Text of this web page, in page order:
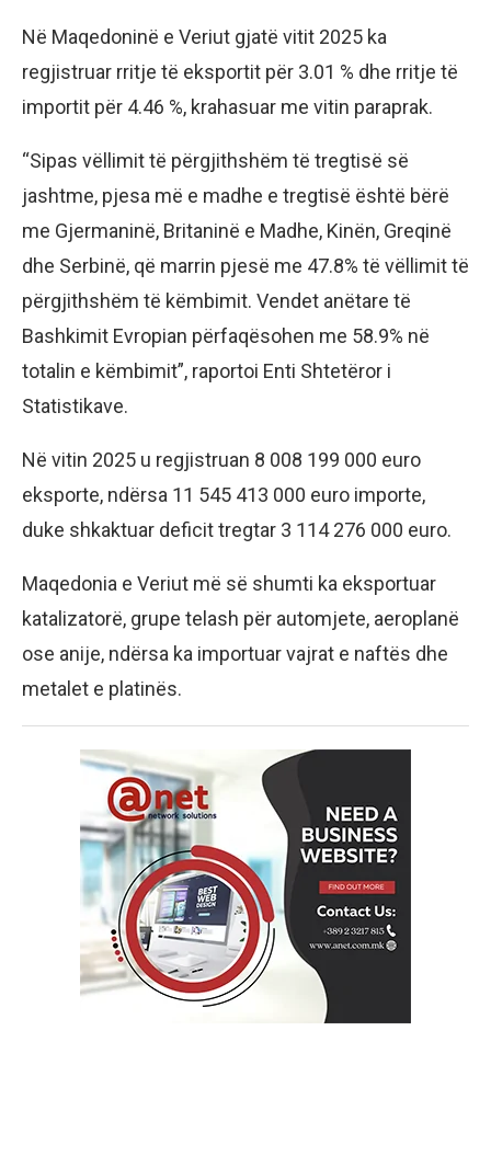
Në Maqedoninë e Veriut gjatë vitit 2025 ka
regjistruar rritje të eksportit për 3.01 % dhe rritje të
importit për 4.46 %, krahasuar me vitin paraprak.
“Sipas vëllimit të përgjithshëm të tregtisë së
jashtme, pjesa më e madhe e tregtisë është bërë
me Gjermaninë, Britaninë e Madhe, Kinën, Greqinë
dhe Serbinë, që marrin pjesë me 47.8% të vëllimit të
përgjithshëm të këmbimit. Vendet anëtare të
Bashkimit Evropian përfaqësohen me 58.9% në
totalin e këmbimit”, raportoi Enti Shtetëror i
Statistikave.
Në vitin 2025 u regjistruan 8 008 199 000 euro
eksporte, ndërsa 11 545 413 000 euro importe,
duke shkaktuar deficit tregtar 3 114 276 000 euro.
Maqedonia e Veriut më së shumti ka eksportuar
katalizatorë, grupe telash për automjete, aeroplanë
ose anije, ndërsa ka importuar vajrat e naftës dhe
metalet e platinës.